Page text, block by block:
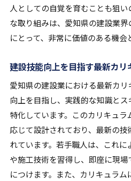
愛知県建設業の革新で地域
なアプローチ
地域密着型プロジェク
地域のニーズを反映した
持続可能な発展を支え
地元企業との連携によ
地域社会に根ざした革
愛知県の建設業を支える革
の礎を築く
キャリア形成に役立つ
人としての自覚を育むことも狙い
な取り組みは、愛知県の建設業
にとって、非常に価値のある機会
建設技能向上を目指す最新カリ
愛知県の建設業における最新カ
向上を目指し、実践的な知識と
特化しています。このカリキュラ
応じて設計されており、最新の技
れています。若手職人は、これ
や施工技術を習得し、即座に現
につけます。また、カリキュラ